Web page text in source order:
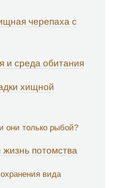
черепаха с
и среда обитания
хищной
они только рыбой?
потомства
вида